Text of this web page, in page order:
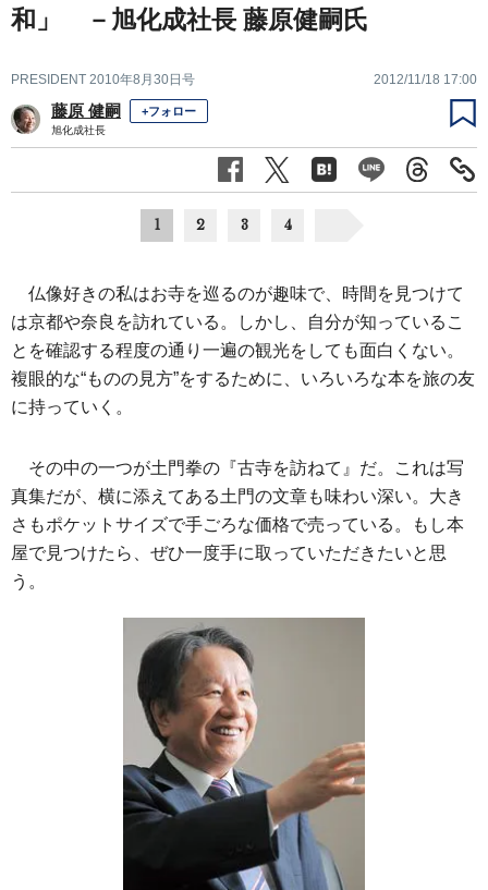
和」 －旭化成社長 藤原健嗣氏
PRESIDENT 2010年8月30日号 2012/11/18 17:00
藤原 健嗣 +フォロー
旭化成社長
1 2 3 4
仏像好きの私はお寺を巡るのが趣味で、時間を見つけて
は京都や奈良を訪れている。しかし、自分が知っているこ
とを確認する程度の通り一遍の観光をしても面白くない。
複眼的な“ものの見方”をするために、いろいろな本を旅の友
に持っていく。
その中の一つが土門拳の『古寺を訪ねて』だ。これは写
真集だが、横に添えてある土門の文章も味わい深い。大き
さもポケットサイズで手ごろな価格で売っている。もし本
屋で見つけたら、ぜひ一度手に取っていただきたいと思
う。